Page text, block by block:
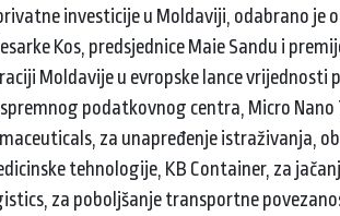
investicije u Moldaviji, odabrano
Kos, predsjednice Maie Sandu i
Moldavije u evropske lance
podatkovnog centra, Micro
za unapređenje istraživanja,
tehnologije, KB Container, za
za poboljšanje transportne